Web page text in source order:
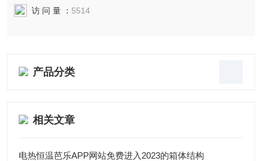
访 问 量 ： 5514
产品分类
相关文章
电热恒温芭乐APP网站免费进入2023的箱体结构